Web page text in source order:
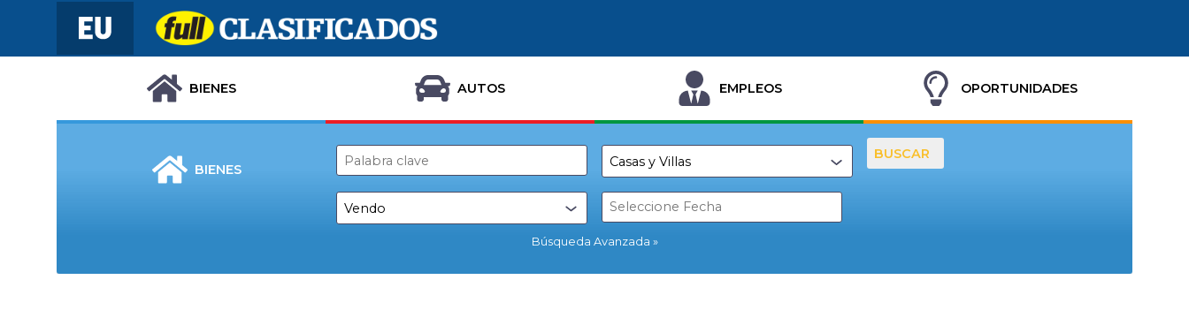
BIENES AUTOS EMPLEOS OPORTUNIDADES
BIENES
Búsqueda Avanzada
BUSCAR